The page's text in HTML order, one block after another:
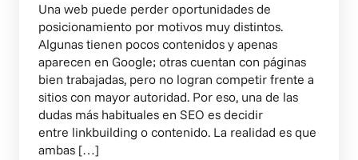
Una web puede perder oportunidades de
posicionamiento por motivos muy distintos.
Algunas tienen pocos contenidos y apenas
aparecen en Google; otras cuentan con páginas
bien trabajadas, pero no logran competir frente a
sitios con mayor autoridad. Por eso, una de las
dudas más habituales en SEO es decidir
entre linkbuilding o contenido. La realidad es que
ambas […]